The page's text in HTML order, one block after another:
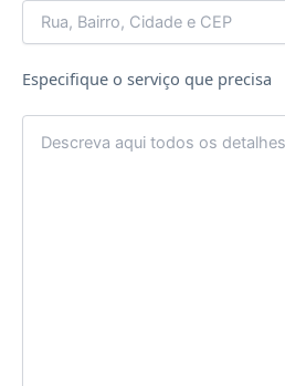
Especifique o serviço que precisa